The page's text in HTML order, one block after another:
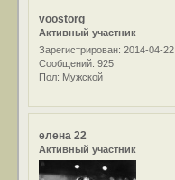
voostorg
Активный участник
Зарегистрирован: 2014-04-22
Сообщений: 925
Пол: Мужской
елена 22
Активный участник